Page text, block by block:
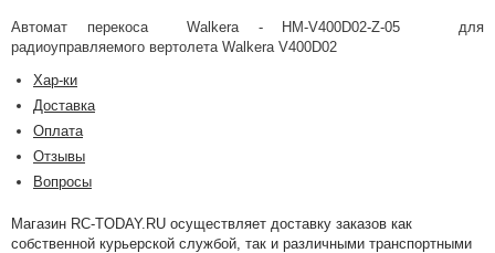
Автомат перекоса Walkera - HM-V400D02-Z-05 для
радиоуправляемого вертолета Walkera V400D02
Хар-ки
Доставка
Оплата
Отзывы
Вопросы
Магазин RC-TODAY.RU осуществляет доставку заказов как
собственной курьерской службой, так и различными транспортными